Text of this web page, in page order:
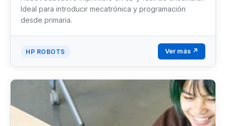
Ideal para introducir mecatrónica y programación
desde primaria.
HP ROBOTS Ver más ↗